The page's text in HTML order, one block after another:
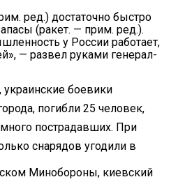
ред.) достаточно быстро
(ракет. — прим. ред.).
у России работает,
— развел руками генерал-
боевики
погибли 25 человек,
пострадавших. При
снарядов угодили в
Минобороны, киевский